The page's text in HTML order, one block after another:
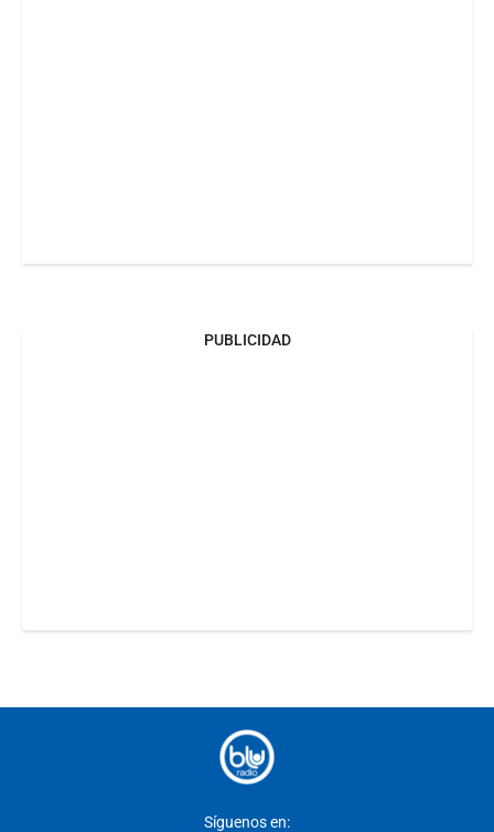
PUBLICIDAD
Síguenos en: